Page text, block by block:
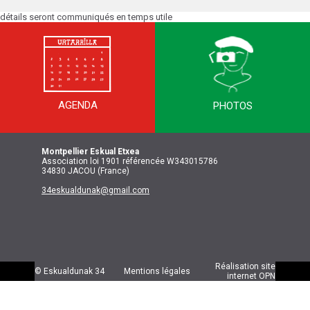
« PHASES FINALES
CHAMPIONNAT DE
détails seront communiqués en temps utile
AGENDA PHOTOS
Montpellier Eskual Etxea
Association loi 1901 référencée W343015786
34830 JACOU (France)
34eskualdunak@gmail.com
© Eskualdunak 34 Mentions légales
Réalisation site
internet OPN